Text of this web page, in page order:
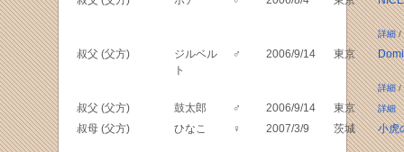
詳細/
叔父 (父方)
ジルベル
ト
♂ 2006/9/14 東京
詳細/
叔父 (父方) 鼓太郎 ♂ 2006/9/14 東京 詳細
叔母 (父方) ひなこ ♀ 2007/3/9 茨城 小虎